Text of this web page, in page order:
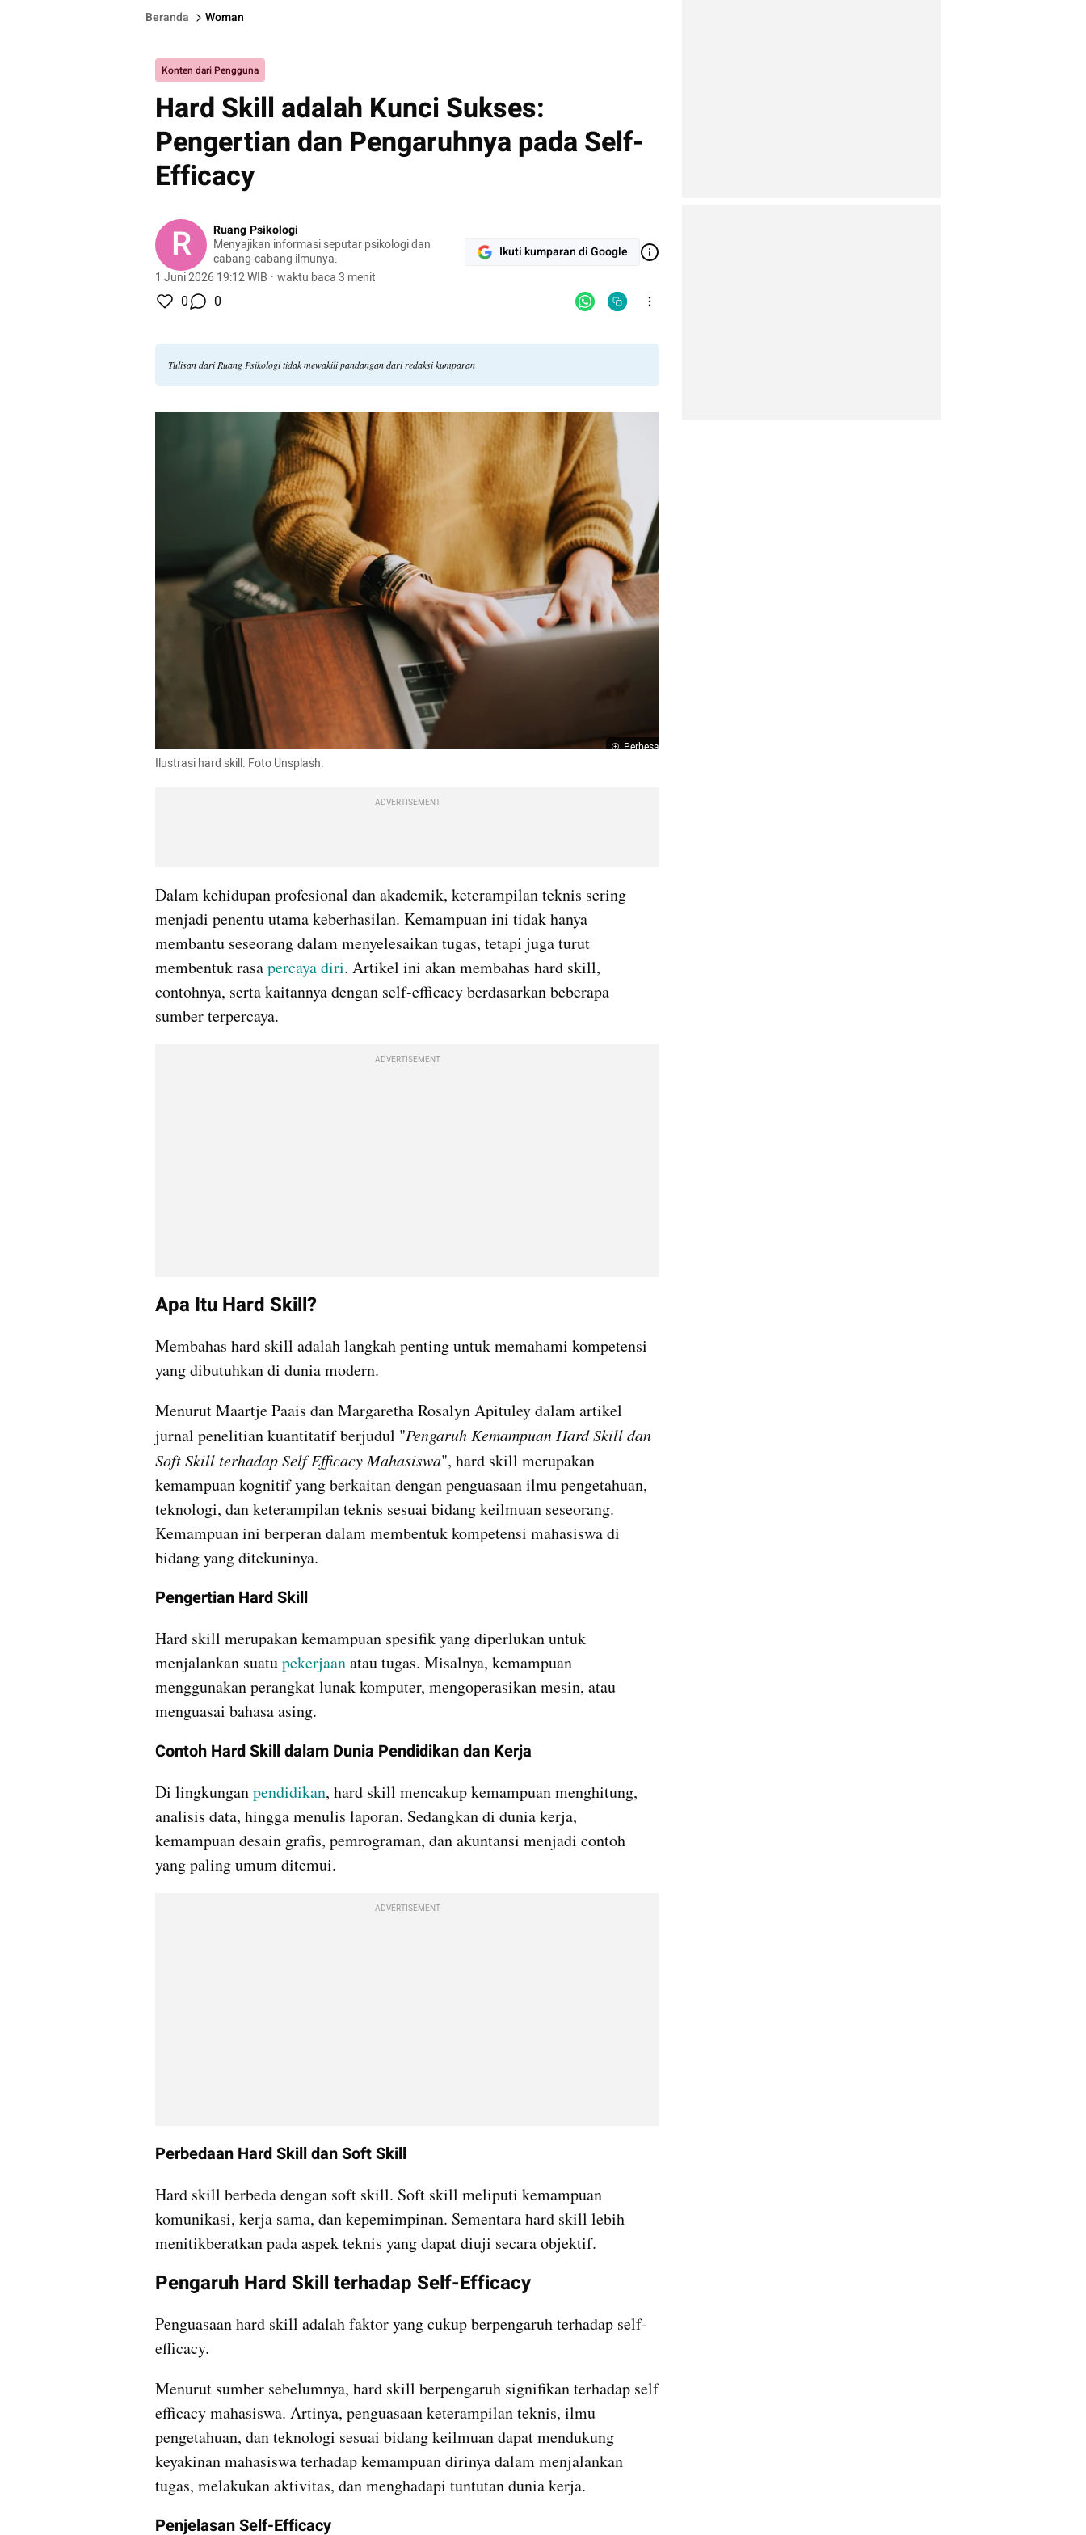
Beranda Woman
Konten dari Pengguna
Hard Skill adalah Kunci Sukses:
Pengertian dan Pengaruhnya pada Self-
Efficacy
R
Ruang Psikologi
Menyajikan informasi seputar psikologi dan
cabang-cabang ilmunya.
1 Juni 2026 19:12 WIB · waktu baca 3 menit
Ikuti kumparan di Google
0 0
Tulisan dari Ruang Psikologi tidak mewakili pandangan dari redaksi kumparan
Perbesar
Ilustrasi hard skill. Foto Unsplash.
ADVERTISEMENT
Dalam kehidupan profesional dan akademik, keterampilan teknis sering
menjadi penentu utama keberhasilan. Kemampuan ini tidak hanya
membantu seseorang dalam menyelesaikan tugas, tetapi juga turut
membentuk rasa percaya diri. Artikel ini akan membahas hard skill,
contohnya, serta kaitannya dengan self-efficacy berdasarkan beberapa
sumber terpercaya.
ADVERTISEMENT
Apa Itu Hard Skill?
Membahas hard skill adalah langkah penting untuk memahami kompetensi
yang dibutuhkan di dunia modern.
Menurut Maartje Paais dan Margaretha Rosalyn Apituley dalam artikel
jurnal penelitian kuantitatif berjudul "Pengaruh Kemampuan Hard Skill dan
Soft Skill terhadap Self Efficacy Mahasiswa", hard skill merupakan
kemampuan kognitif yang berkaitan dengan penguasaan ilmu pengetahuan,
teknologi, dan keterampilan teknis sesuai bidang keilmuan seseorang.
Kemampuan ini berperan dalam membentuk kompetensi mahasiswa di
bidang yang ditekuninya.
Pengertian Hard Skill
Hard skill merupakan kemampuan spesifik yang diperlukan untuk
menjalankan suatu pekerjaan atau tugas. Misalnya, kemampuan
menggunakan perangkat lunak komputer, mengoperasikan mesin, atau
menguasai bahasa asing.
Contoh Hard Skill dalam Dunia Pendidikan dan Kerja
Di lingkungan pendidikan, hard skill mencakup kemampuan menghitung,
analisis data, hingga menulis laporan. Sedangkan di dunia kerja,
kemampuan desain grafis, pemrograman, dan akuntansi menjadi contoh
yang paling umum ditemui.
ADVERTISEMENT
Perbedaan Hard Skill dan Soft Skill
Hard skill berbeda dengan soft skill. Soft skill meliputi kemampuan
komunikasi, kerja sama, dan kepemimpinan. Sementara hard skill lebih
menitikberatkan pada aspek teknis yang dapat diuji secara objektif.
Pengaruh Hard Skill terhadap Self-Efficacy
Penguasaan hard skill adalah faktor yang cukup berpengaruh terhadap self-
efficacy.
Menurut sumber sebelumnya, hard skill berpengaruh signifikan terhadap self
efficacy mahasiswa. Artinya, penguasaan keterampilan teknis, ilmu
pengetahuan, dan teknologi sesuai bidang keilmuan dapat mendukung
keyakinan mahasiswa terhadap kemampuan dirinya dalam menjalankan
tugas, melakukan aktivitas, dan menghadapi tuntutan dunia kerja.
Penjelasan Self-Efficacy